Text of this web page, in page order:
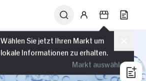
Wählen Sie jetzt Ihren Markt um
lokale Informationen zu erhalten.
Markt auswählen